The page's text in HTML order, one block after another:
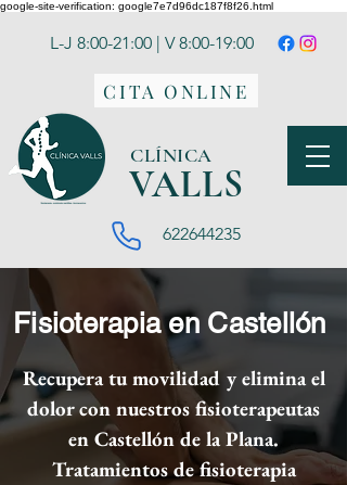
google-site-verification: google7e7d96dc187f8f26.html
L-J 8:00-21:00 | V 8:00-19:00
CITA ONLINE
CLÍNICA
VALLS
622644235
Fisioterapia en Castellón
Recupera tu movilidad y elimina el
dolor con nuestros fisioterapeutas
en Castellón de la Plana.
Tratamientos de fisioterapia